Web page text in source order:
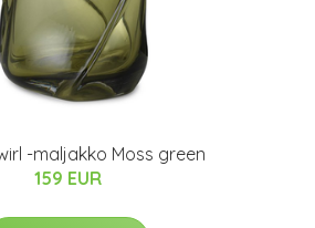
-maljakko Moss green
159 EUR